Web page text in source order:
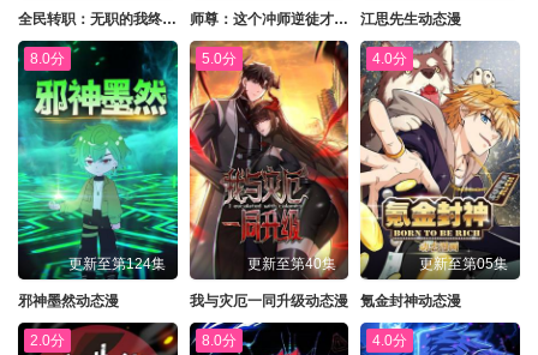
全民转职：无职的我终结了神明！动态漫 师尊：这个冲师逆徒才不是圣子动态漫 江思先生动态漫
8.0分
更新至第124集
邪神墨然动态漫
5.0分
更新至第40集
我与灾厄一同升级动态漫
4.0分
更新至第05集
氪金封神动态漫
2.0分 8.0分 4.0分